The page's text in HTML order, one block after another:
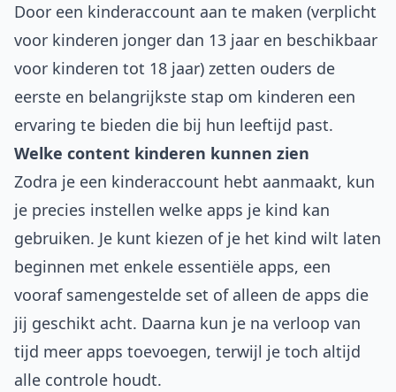
Door een kinderaccount aan te maken (verplicht
voor kinderen jonger dan 13 jaar en beschikbaar
voor kinderen tot 18 jaar) zetten ouders de
eerste en belangrijkste stap om kinderen een
ervaring te bieden die bij hun leeftijd past.
Welke content kinderen kunnen zien
Zodra je een kinderaccount hebt aanmaakt, kun
je precies instellen welke apps je kind kan
gebruiken. Je kunt kiezen of je het kind wilt laten
beginnen met enkele essentiële apps, een
vooraf samengestelde set of alleen de apps die
jij geschikt acht. Daarna kun je na verloop van
tijd meer apps toevoegen, terwijl je toch altijd
alle controle houdt.